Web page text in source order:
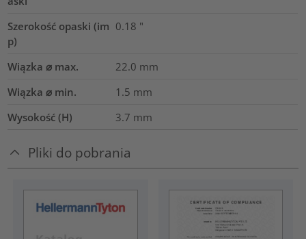
Szerokość opaski (im
p)
0.18 "
Wiązka ⌀ max. 22.0 mm
Wiązka ⌀ min.
1.5 mm
Wysokość (H)
3.7 mm
Pliki do pobrania